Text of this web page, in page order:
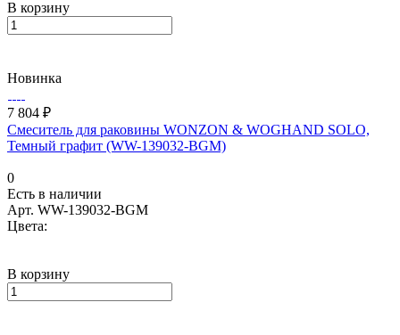
В корзину
Новинка
7 804 ₽
Смеситель для раковины WONZON & WOGHAND SOLO,
Темный графит (WW-139032-BGM)
0
Есть в наличии
Арт. WW-139032-BGM
Цвета:
В корзину